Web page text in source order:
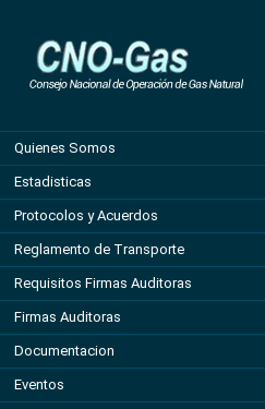
Quienes Somos
Estadisticas
Protocolos y Acuerdos
Reglamento de Transporte
Requisitos Firmas Auditoras
Firmas Auditoras
Documentacion
Eventos